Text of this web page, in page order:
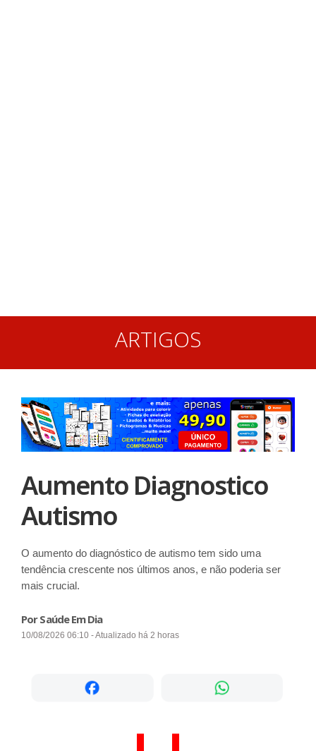
ARTIGOS
Aumento Diagnostico
Autismo
O aumento do diagnóstico de autismo tem sido uma
tendência crescente nos últimos anos, e não poderia ser
mais crucial.
Por Saúde Em Dia
10/08/2026 06:10 - Atualizado há 2 horas